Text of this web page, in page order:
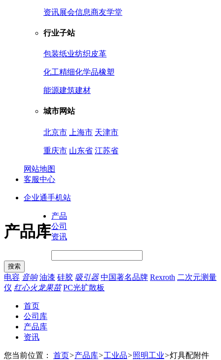
资讯展会信息商友学堂
行业子站
包装纸业纺织皮革
化工精细化学品橡塑
能源建筑建材
城市网站
北京市 上海市 天津市
重庆市 山东省 江苏省
网站地图
客服中心
企业通手机站
产品库
产品
公司
资讯
电容 音响 油漆 硅胶 吸引器 中国著名品牌 Rexroth 二次元测量
仪 红心火龙果苗 PC光扩散板
首页
公司库
产品库
资讯
您当前位置： 首页>产品库>工业品>照明工业>灯具配附件